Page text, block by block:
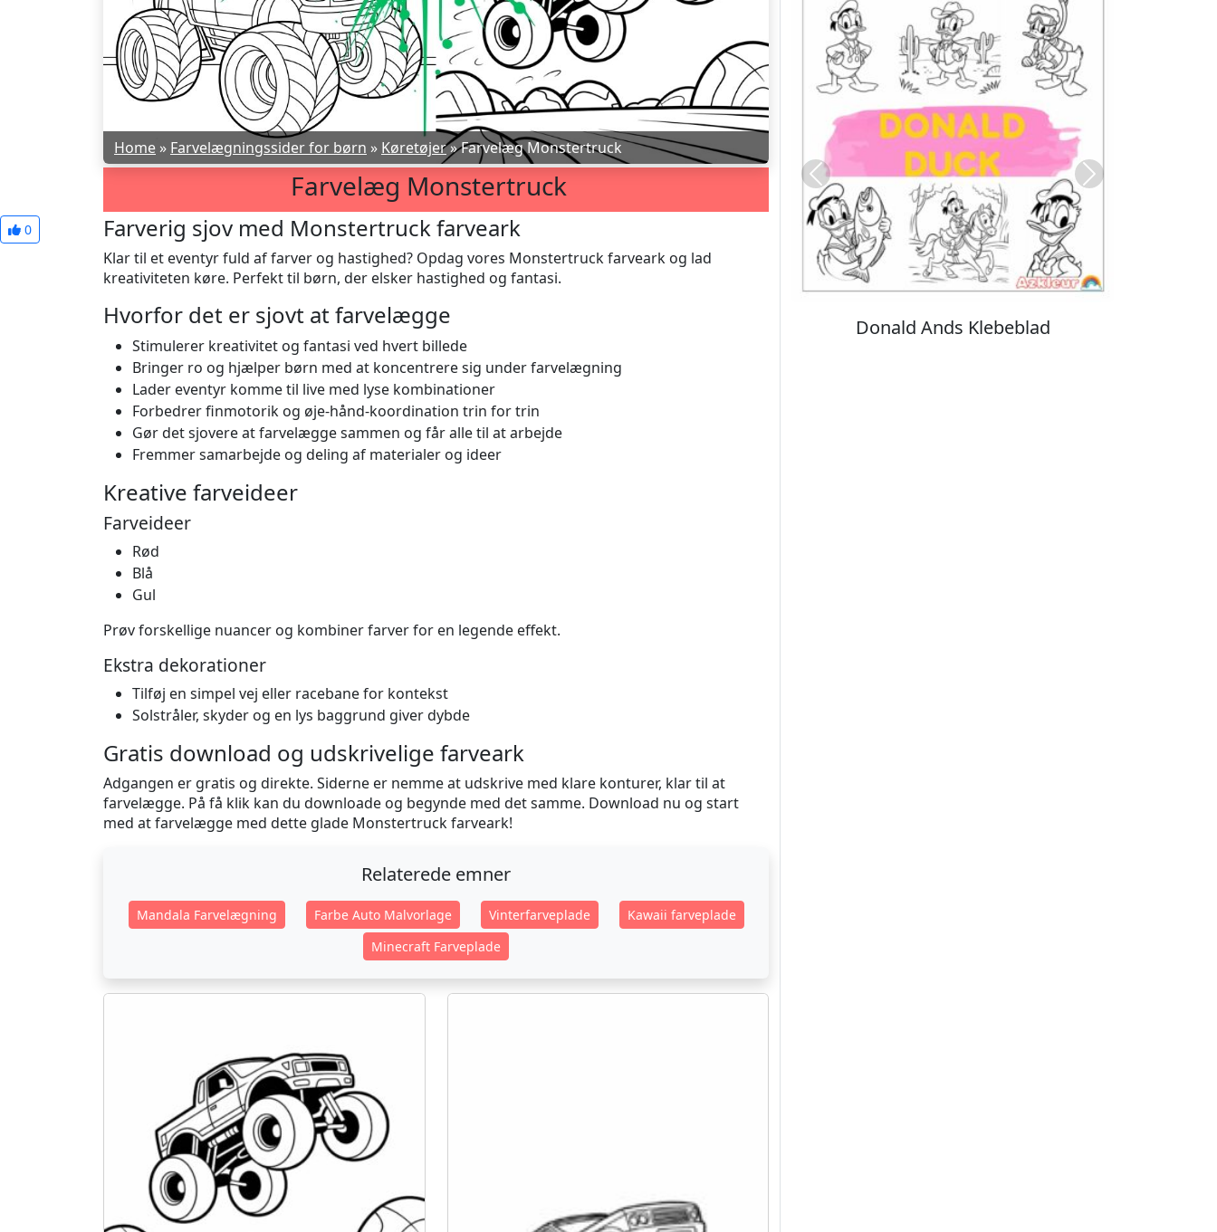
Home » Farvelægningssider for børn » Køretøjer»Farvelæg Monstertruck
Farvelæg Monstertruck
0 Farverig sjov med Monstertruck farveark
Klar til et eventyr fuld af farver og hastighed? Opdag vores Monstertruck farveark og lad
kreativiteten køre. Perfekt til børn, der elsker hastighed og fantasi.
Hvorfor det er sjovt at farvelægge
Stimulerer kreativitet og fantasi ved hvert billede
Bringer ro og hjælper børn med at koncentrere sig under farvelægning
Lader eventyr komme til live med lyse kombinationer
Forbedrer finmotorik og øje-hånd-koordination trin for trin
Gør det sjovere at farvelægge sammen og får alle til at arbejde
Fremmer samarbejde og deling af materialer og ideer
Kreative farveideer
Farveideer
Rød
Blå
Gul
Prøv forskellige nuancer og kombiner farver for en legende effekt.
Ekstra dekorationer
Tilføj en simpel vej eller racebane for kontekst
Solstråler, skyder og en lys baggrund giver dybde
Gratis download og udskrivelige farveark
Adgangen er gratis og direkte. Siderne er nemme at udskrive med klare konturer, klar til at
farvelægge. På få klik kan du downloade og begynde med det samme. Download nu og start
med at farvelægge med dette glade Monstertruck farveark!
Relaterede emner
Mandala Farvelægning Farbe Auto Malvorlage Vinterfarveplade
Kawaii farveplade
Minecraft Farveplade
Stitch Farvelægning
Previous Next